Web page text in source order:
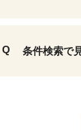
条件検索で